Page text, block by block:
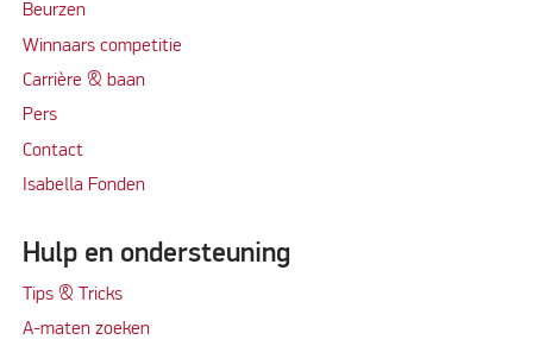
Beurzen
Winnaars competitie
Carrière & baan
Pers
Contact
Isabella Fonden
Hulp en ondersteuning
Tips & Tricks
A-maten zoeken